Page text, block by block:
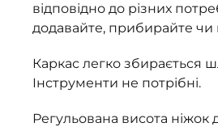
відповідно до різних
додавайте, прибирайте
Каркас легко збирається
Інструменти не потрібні.
Регульована висота ніжок